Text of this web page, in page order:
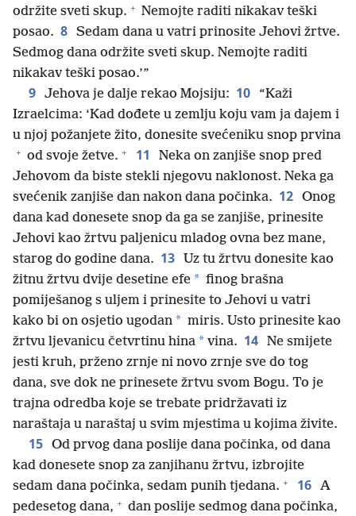
održite sveti skup. + Nemojte raditi nikakav teški
posao. 8 Sedam dana u vatri prinosite Jehovi žrtve.
Sedmog dana održite sveti skup. Nemojte raditi
nikakav teški posao.’”
9 Jehova je dalje rekao Mojsiju: 10
“Kaži
Izraelcima: ‘Kad dođete u zemlju koju vam ja dajem i
u njoj požanjete žito, donesite svećeniku snop prvina
+ od svoje žetve. + 11
Neka on zanjiše snop pred
Jehovom da biste stekli njegovu naklonost. Neka ga
svećenik zanjiše dan nakon dana počinka. 12 Onog
dana kad donesete snop da ga se zanjiše, prinesite
Jehovi kao žrtvu paljenicu mladog ovna bez mane,
starog do godine dana. 13
Uz tu žrtvu donesite kao
žitnu žrtvu dvije desetine efe * finog brašna
pomiješanog s uljem i prinesite to Jehovi u vatri
kako bi on osjetio ugodan * miris. Usto prinesite kao
žrtvu ljevanicu četvrtinu hina * vina. 14 Ne smijete
jesti kruh, prženo zrnje ni novo zrnje sve do tog
dana, sve dok ne prinesete žrtvu svom Bogu. To je
trajna odredba koje se trebate pridržavati iz
naraštaja u naraštaj u svim mjestima u kojima živite.
15 Od prvog dana poslije dana počinka, od dana
kad donesete snop za zanjihanu žrtvu, izbrojite
sedam dana počinka, sedam punih tjedana. + 16 A
pedesetog dana, + dan poslije sedmog dana počinka,